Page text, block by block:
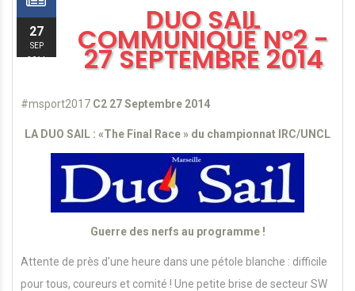
27
SEP
2014
DUO SAIL
COMMUNIQUÉ N°2 -
27 SEPTEMBRE 2014
#msport2017 C2 27 Septembre 2014
LA DUO SAIL : «The Final Race » du championnat IRC/UNCL
Guerre des nerfs au programme !
Attente de près d'une heure dans une pétole blanche : difficile
pour tous, coureurs et comité ! Une petite brise de secteur SW